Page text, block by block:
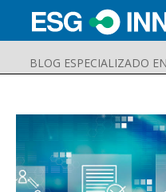
BLOG ESPECIALIZADO